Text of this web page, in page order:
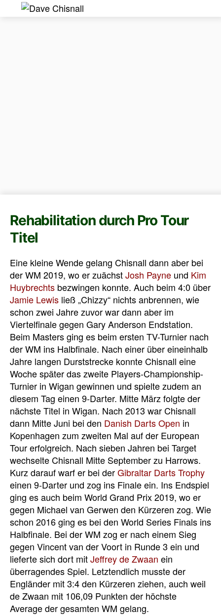
Rehabilitation durch Pro Tour
Titel
Eine kleine Wende gelang Chisnall dann aber bei
der WM 2019, wo er zuächstJosh Payne und Kim
Huybrechts bezwingen konnte. Auch beim 4:0 über
Jamie Lewis ließ „Chizzy“ nichts anbrennen, wie
schon zwei Jahre zuvor war dann aber im
Viertelfinale gegen Gary Anderson Endstation.
Beim Masters ging es beim ersten TV-Turnier nach
der WM ins Halbfinale. Nach einer über eineinhalb
Jahre langen Durststrecke konnte Chisnall eine
Woche später das zweite Players-Championship-
Turnier in Wigan gewinnen und spielte zudem an
diesem Tag einen 9-Darter. Mitte März folgte der
nächste Titel in Wigan. Nach 2013 war Chisnall
dann Mitte Juni bei den Danish Darts Open in
Kopenhagen zum zweiten Mal auf der European
Tour erfolgreich. Nach sieben Jahren bei Target
wechselte Chisnall Mitte September zu Harrows.
Kurz darauf warf er bei derGibraltar Darts Trophy
einen 9-Darter und zog ins Finale ein. Ins Endspiel
ging es auch beim World Grand Prix 2019, wo er
gegen Michael van Gerwen den Kürzeren zog. Wie
schon 2016 ging es bei den World Series Finals ins
Halbfinale. Bei der WM zog er nach einem Sieg
gegen Vincent van der Voort in Runde 3 ein und
lieferte sich dort mitJeffrey de Zwaan ein
überragendes Spiel. Letztendlich musste der
Engländer mit 3:4 den Kürzeren ziehen, auch weil
de Zwaan mit 106,09 Punkten der höchste
Average der gesamten WM gelang.